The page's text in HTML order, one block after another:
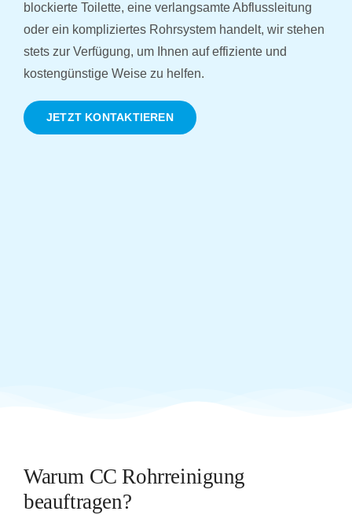
blockierte Toilette, eine verlangsamte Abflussleitung
oder ein kompliziertes Rohrsystem handelt, wir stehen
stets zur Verfügung, um Ihnen auf effiziente und
kostengünstige Weise zu helfen.
JETZT KONTAKTIEREN
Warum CC Rohrreinigung
beauftragen?